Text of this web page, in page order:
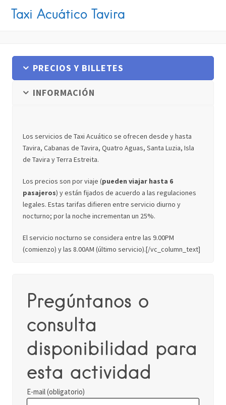
Taxi Acuático Tavira
PRECIOS Y BILLETES
INFORMACIÓN
Los servicios de Taxi Acuático se ofrecen desde y hasta
Tavira, Cabanas de Tavira, Quatro Aguas, Santa Luzia, Isla
de Tavira y Terra Estreita.
Los precios son por viaje (pueden viajar hasta 6
pasajeros) y están fijados de acuerdo a las regulaciones
legales. Estas tarifas difieren entre servicio diurno y
nocturno; por la noche incrementan un 25%.
El servicio nocturno se considera entre las 9.00PM
(comienzo) y las 8.00AM (último servicio).[/vc_column_text]
Pregúntanos o
consulta
disponibilidad para
esta actividad
E-mail (obligatorio)